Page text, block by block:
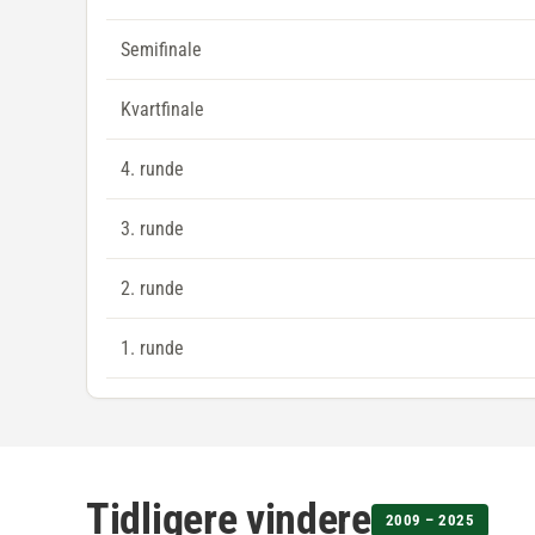
Semifinale
Kvartfinale
4. runde
3. runde
2. runde
1. runde
Tidligere vindere 2009 – 2025